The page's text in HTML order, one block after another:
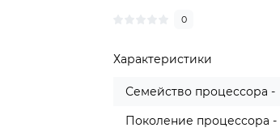
0
Характеристики
Семейство процессора -
Поколение процессора -